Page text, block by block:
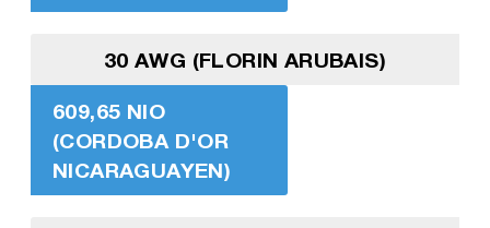
30 AWG (FLORIN ARUBAIS)
609,65 NIO
(CORDOBA D'OR
NICARAGUAYEN)